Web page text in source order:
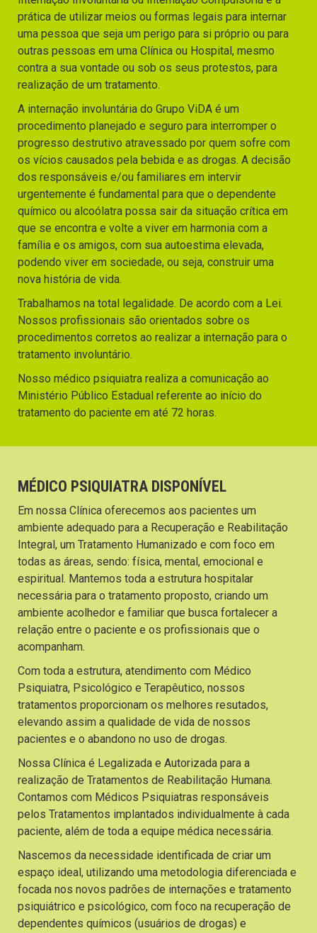
prática de utilizar meios ou formas legais para internar
uma pessoa que seja um perigo para si próprio ou para
outras pessoas em uma Clínica ou Hospital, mesmo
contra a sua vontade ou sob os seus protestos, para
realização de um tratamento.
A internação involuntária do Grupo ViDA é um
procedimento planejado e seguro para interromper o
progresso destrutivo atravessado por quem sofre com
os vícios causados pela bebida e as drogas. A decisão
dos responsáveis e/ou familiares em intervir
urgentemente é fundamental para que o dependente
químico ou alcoólatra possa sair da situação crítica em
que se encontra e volte a viver em harmonia com a
família e os amigos, com sua autoestima elevada,
podendo viver em sociedade, ou seja, construir uma
nova história de vida.
Trabalhamos na total legalidade. De acordo com a Lei.
Nossos profissionais são orientados sobre os
procedimentos corretos ao realizar a internação para o
tratamento involuntário.
Nosso médico psiquiatra realiza a comunicação ao
Ministério Público Estadual referente ao início do
tratamento do paciente em até 72 horas.
MÉDICO PSIQUIATRA DISPONÍVEL
Em nossa Clínica oferecemos aos pacientes um
ambiente adequado para a Recuperação e Reabilitação
Integral, um Tratamento Humanizado e com foco em
todas as áreas, sendo: física, mental, emocional e
espiritual. Mantemos toda a estrutura hospitalar
necessária para o tratamento proposto, criando um
ambiente acolhedor e familiar que busca fortalecer a
relação entre o paciente e os profissionais que o
acompanham.
Com toda a estrutura, atendimento com Médico
Psiquiatra, Psicológico e Terapêutico, nossos
tratamentos proporcionam os melhores resutados,
elevando assim a qualidade de vida de nossos
pacientes e o abandono no uso de drogas.
Nossa Clínica é Legalizada e Autorizada para a
realização de Tratamentos de Reabilitação Humana.
Contamos com Médicos Psiquiatras responsáveis
pelos Tratamentos implantados individualmente à cada
paciente, além de toda a equipe médica necessária.
Nascemos da necessidade identificada de criar um
espaço ideal, utilizando uma metodologia diferenciada e
focada nos novos padrões de internações e tratamento
psiquiátrico e psicológico, com foco na recuperação de
dependentes químicos (usuários de drogas) e